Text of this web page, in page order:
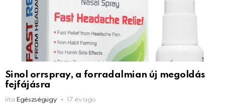
Sinol orrspray, a forradalmian új megoldás
fejfájásra
írta Egészségügy 17 év ago